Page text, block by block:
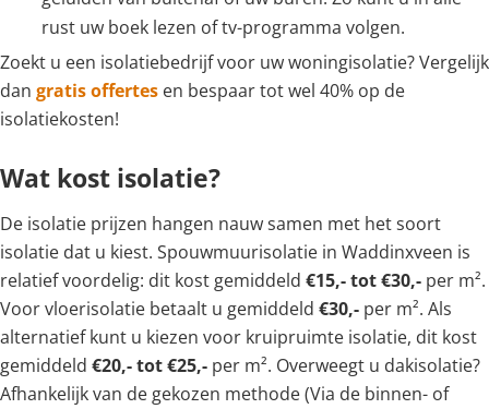
rust uw boek lezen of tv-programma volgen.
Zoekt u een isolatiebedrijf voor uw woningisolatie? Vergelijk
dan gratis offertes en bespaar tot wel 40% op de
isolatiekosten!
Wat kost isolatie?
De isolatie prijzen hangen nauw samen met het soort
isolatie dat u kiest. Spouwmuurisolatie in Waddinxveen is
relatief voordelig: dit kost gemiddeld €15,- tot €30,- per m².
Voor vloerisolatie betaalt u gemiddeld €30,- per m². Als
alternatief kunt u kiezen voor kruipruimte isolatie, dit kost
gemiddeld €20,- tot €25,- per m². Overweegt u dakisolatie?
Afhankelijk van de gekozen methode (Via de binnen- of